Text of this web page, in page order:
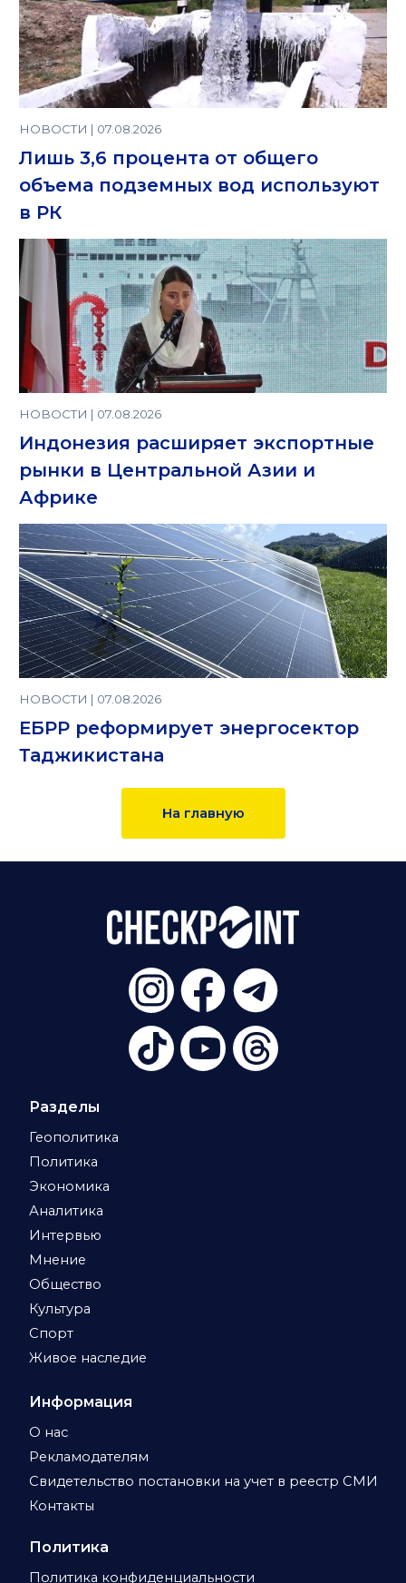
НОВОСТИ | 07.08.2026
Лишь 3,6 процента от общего
объема подземных вод используют
в РК
НОВОСТИ | 07.08.2026
Индонезия расширяет экспортные
рынки в Центральной Азии и
Африке
НОВОСТИ | 07.08.2026
ЕБРР реформирует энергосектор
Таджикистана
На главную
Разделы
Геополитика
Политика
Экономика
Аналитика
Интервью
Мнение
Общество
Культура
Спорт
Живое наследие
Информация
О нас
Рекламодателям
Свидетельство постановки на учет в реестр СМИ
Контакты
Политика
Политика конфиденциальности